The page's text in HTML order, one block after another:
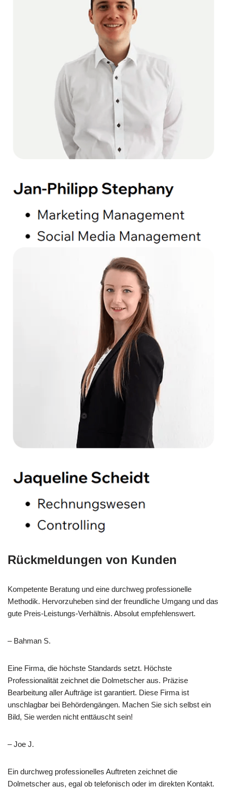
Rückmeldungen von Kunden
Kompetente Beratung und eine durchweg professionelle
Methodik. Hervorzuheben sind der freundliche Umgang und das
gute Preis-Leistungs-Verhältnis. Absolut empfehlenswert.
– Bahman S.
Eine Firma, die höchste Standards setzt. Höchste
Professionalität zeichnet die Dolmetscher aus. Präzise
Bearbeitung aller Aufträge ist garantiert. Diese Firma ist
unschlagbar bei Behördengängen. Machen Sie sich selbst ein
Bild, Sie werden nicht enttäuscht sein!
– Joe J.
Ein durchweg professionelles Auftreten zeichnet die
Dolmetscher aus, egal ob telefonisch oder im direkten Kontakt.